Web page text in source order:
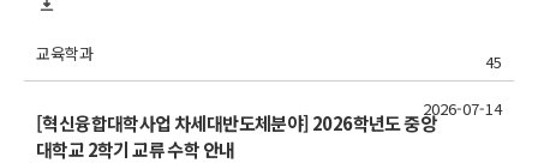
교육학과 45
[혁신융합대학사업 차세대반도체분야] 2026학년도 중앙
대학교 2학기 교류 수학 안내
2026-07-14